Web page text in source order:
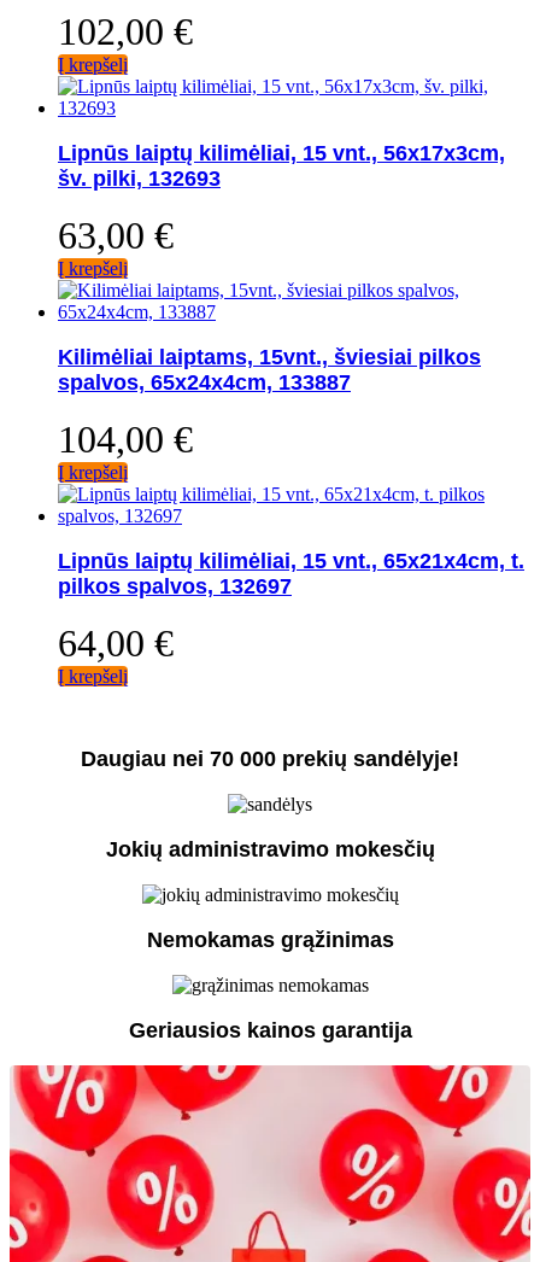
102,00 €
Į krepšelį
Lipnūs laiptų kilimėliai, 15 vnt., 56x17x3cm,
šv. pilki, 132693
63,00 €
Į krepšelį
Kilimėliai laiptams, 15vnt., šviesiai pilkos
spalvos, 65x24x4cm, 133887
104,00 €
Į krepšelį
Lipnūs laiptų kilimėliai, 15 vnt., 65x21x4cm, t.
pilkos spalvos, 132697
64,00 €
Į krepšelį
Daugiau nei 70 000 prekių sandėlyje!
Jokių administravimo mokesčių
Nemokamas grąžinimas
Geriausios kainos garantija